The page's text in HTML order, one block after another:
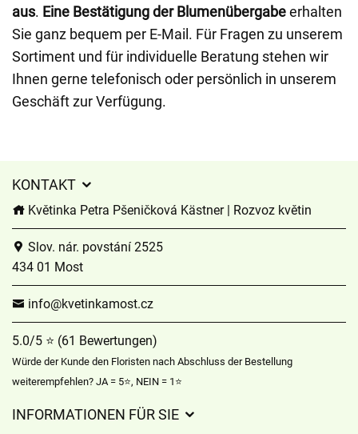
aus. Eine Bestätigung der Blumenübergabeerhalten
Sie ganz bequem per E-Mail. Für Fragen zu unserem
Sortiment und für individuelle Beratung stehen wir
Ihnen gerne telefonisch oder persönlich in unserem
Geschäft zur Verfügung.
KONTAKT
Květinka Petra Pšeničková Kästner | Rozvoz květin
Slov. nár. povstání 2525
434 01 Most
info@kvetinkamost.cz
5.0/5 ⭐ (61 Bewertungen)
Würde der Kunde den Floristen nach Abschluss der Bestellung
weiterempfehlen? JA = 5⭐, NEIN = 1⭐
INFORMATIONEN FÜR SIE